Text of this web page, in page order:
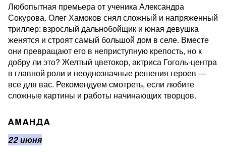
Любопытная премьера от ученика Александра
Сокурова. Олег Хамоков снял сложный и напряженный
триллер: взрослый дальнобойщик и юная девушка
женятся и строят самый большой дом в селе. Вместе
они превращают его в неприступную крепость, но к
добру ли это? Желтый цветокор, актриса Гоголь-центра
в главной роли и неоднозначные решения героев —
все для вас. Рекомендуем смотреть, если любите
сложные картины и работы начинающих творцов.
АМАНДА
22 июня